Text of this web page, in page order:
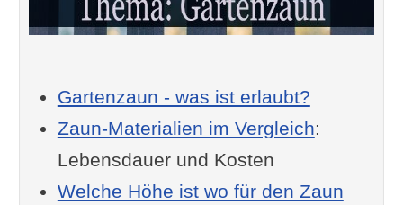
Gartenzaun - was ist erlaubt?
Zaun-Materialien im Vergleich:
Lebensdauer und Kosten
Welche Höhe ist wo für den Zaun